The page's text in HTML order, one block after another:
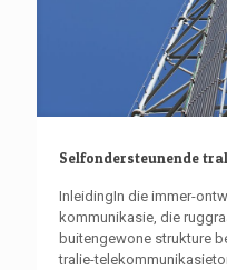
Selfondersteunende
InleidingIn die immer-
kommunikasie, die
buitengewone strukture
tralie-